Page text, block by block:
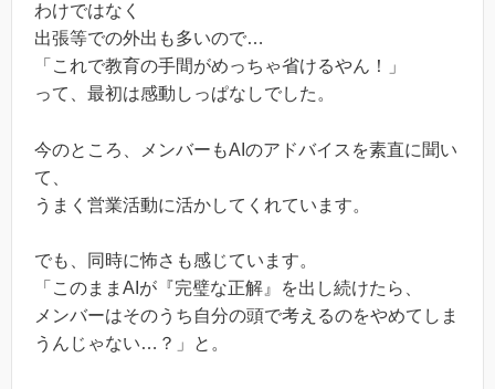
わけではなく
出張等での外出も多いので…
「これで教育の手間がめっちゃ省けるやん！」
って、最初は感動しっぱなしでした。
今のところ、メンバーもAIのアドバイスを素直に聞い
て、
うまく営業活動に活かしてくれています。
でも、同時に怖さも感じています。
「このままAIが『完璧な正解』を出し続けたら、
メンバーはそのうち自分の頭で考えるのをやめてしま
うんじゃない…？」と。